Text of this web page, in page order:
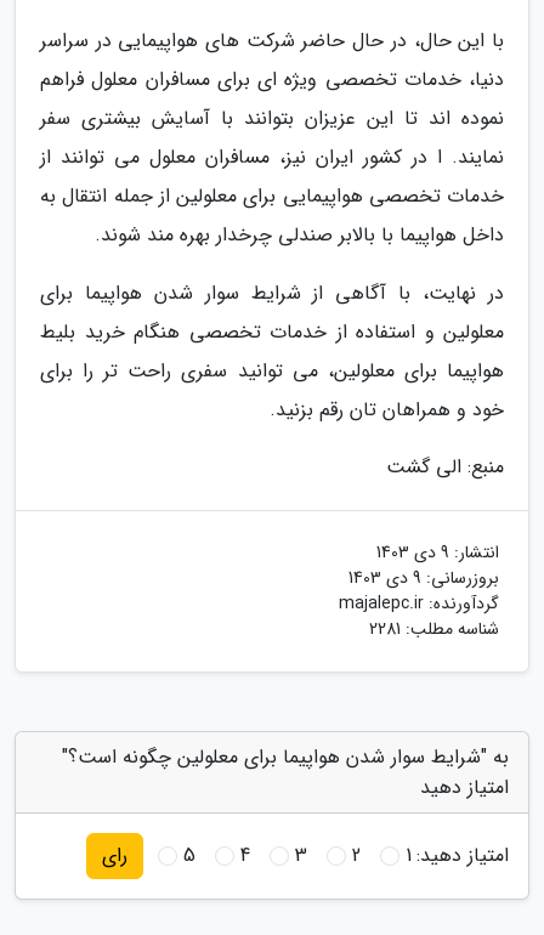
با این حال، در حال حاضر شرکت های هواپیمایی در سراسر
دنیا، خدمات تخصصی ویژه ای برای مسافران معلول فراهم
نموده اند تا این عزیزان بتوانند با آسایش بیشتری سفر
نمایند. ا در کشور ایران نیز، مسافران معلول می توانند از
خدمات تخصصی هواپیمایی برای معلولین از جمله انتقال به
داخل هواپیما با بالابر صندلی چرخدار بهره مند شوند.
در نهایت، با آگاهی از شرایط سوار شدن هواپیما برای
معلولین و استفاده از خدمات تخصصی هنگام خرید بلیط
هواپیما برای معلولین، می توانید سفری راحت تر را برای
خود و همراهان تان رقم بزنید.
منبع: الی گشت
انتشار: 9 دی 1403
بروزرسانی: 9 دی 1403
گردآورنده: majalepc.ir
شناسه مطلب: 2281
به "شرایط سوار شدن هواپیما برای معلولین چگونه است؟"
امتیاز دهید
امتیاز دهید:1
2
3
4
5 رای